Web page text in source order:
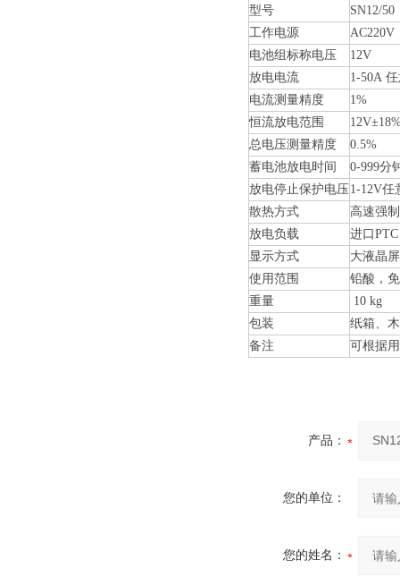
型号
SN12/50
工作电源
AC220V
电池组标称电压
12V
放电电流
1-50A
电流测量精度
1%
恒流放电范围
总电压测量精度
0.5%
蓄电池放电时间
0-999分
放电停止保护电压 1-12V任
散热方式
高速强
放电负载
进口PTC
显示方式
大液晶
使用范围
铅酸，
重量
10 kg
包装
纸箱、
备注
可根据
产品：
您的单位：
您的姓名：